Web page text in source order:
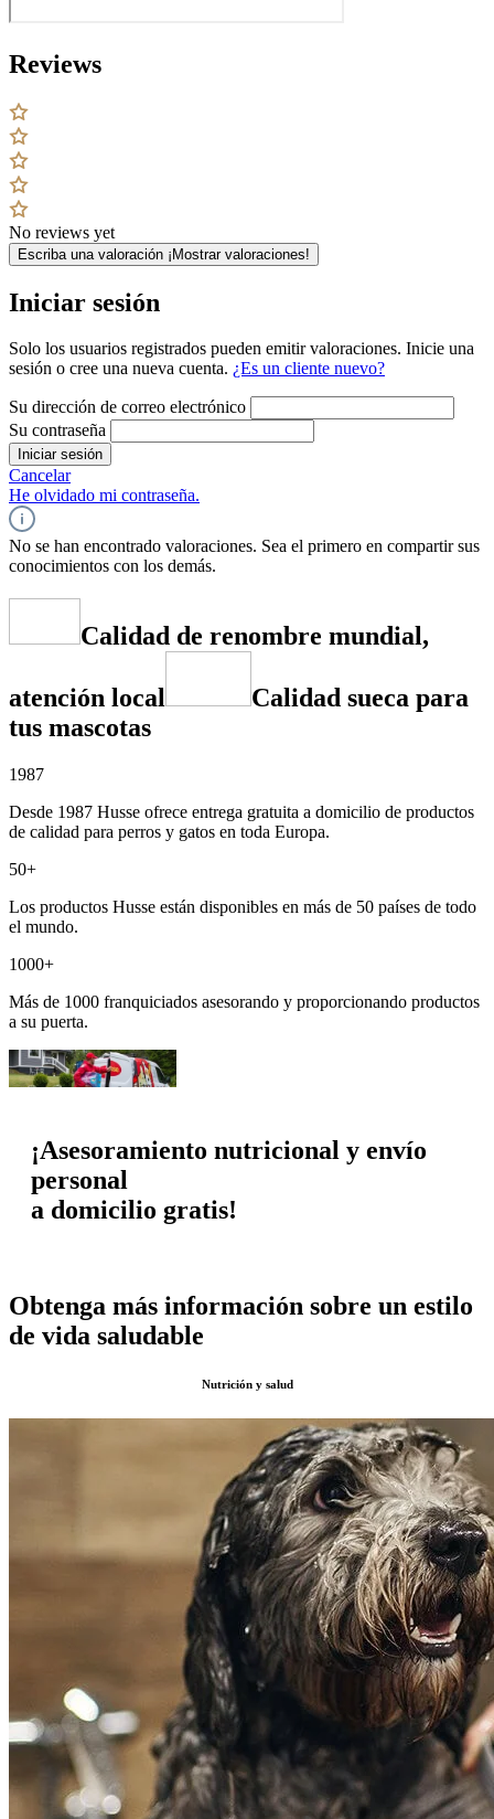
Reviews
No reviews yet
Escriba una valoración ¡Mostrar valoraciones!
Iniciar sesión
Solo los usuarios registrados pueden emitir valoraciones. Inicie una
sesión o cree una nueva cuenta. ¿Es un cliente nuevo?
Su dirección de correo electrónico
Su contraseña
Iniciar sesión
Cancelar
He olvidado mi contraseña.
No se han encontrado valoraciones. Sea el primero en compartir sus
conocimientos con los demás.
Calidad de renombre mundial,
atención local
Calidad sueca para
tus mascotas
1987
Desde 1987 Husse ofrece entrega gratuita a domicilio de productos
de calidad para perros y gatos en toda Europa.
50+
Los productos Husse están disponibles en más de 50 países de todo
el mundo.
1000+
Más de 1000 franquiciados asesorando y proporcionando productos
a su puerta.
¡Asesoramiento nutricional y envío
personal
a domicilio gratis!
Obtenga más información sobre un estilo
de vida saludable
Nutrición y salud